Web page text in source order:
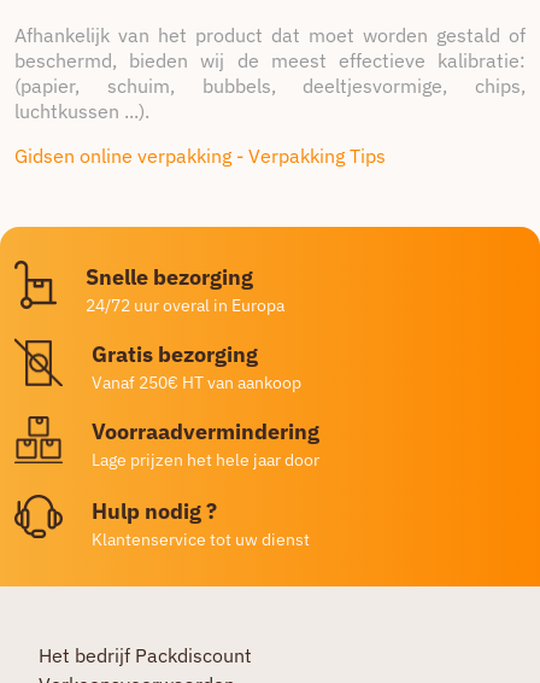
Afhankelijk van het product dat moet worden gestald of
beschermd, bieden wij de meest effectieve kalibratie:
(papier, schuim, bubbels, deeltjesvormige, chips,
luchtkussen ...).
Gidsen online verpakking - Verpakking Tips
Snelle bezorging
24/72 uur overal in Europa
Gratis bezorging
Vanaf 250€ HT van aankoop
Voorraadvermindering
Lage prijzen het hele jaar door
Hulp nodig ?
Klantenservice tot uw dienst
Het bedrijf Packdiscount